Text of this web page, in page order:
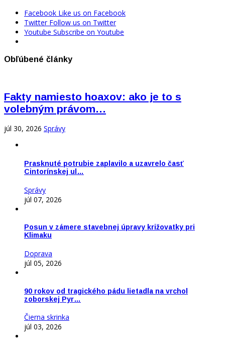
Facebook Like us on Facebook
Twitter Follow us on Twitter
Youtube Subscribe on Youtube
Obľúbené články
Fakty namiesto hoaxov: ako je to s
volebným právom…
júl 30, 2026 Správy
Prasknuté potrubie zaplavilo a uzavrelo časť
Cintorínskej ul…
Správy
júl 07, 2026
Posun v zámere stavebnej úpravy križovatky pri
Klimaku
Doprava
júl 05, 2026
90 rokov od tragického pádu lietadla na vrchol
zoborskej Pyr…
Čierna skrinka
júl 03, 2026